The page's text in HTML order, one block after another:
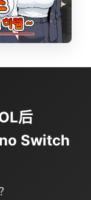
后
Switch